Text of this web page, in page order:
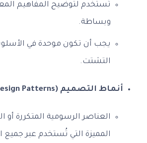
تُستخدم لتوضيح المفاهيم
وبساطة.
يجب أن تكون موحدة في
التشتت.
أنماط التصميم (Design Patterns):
العناصر الرسومية المتكررة
المميزة التي تُستخدم عبر جميع